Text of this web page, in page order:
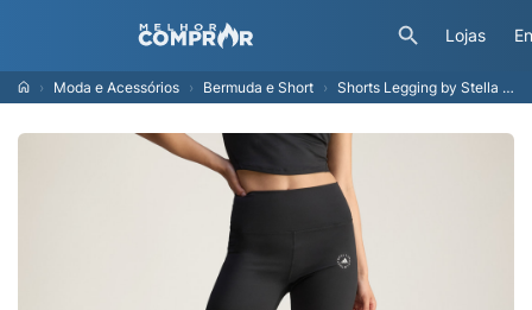
Lojas
Moda e Acessórios Bermuda e Short Shorts Legging by Stella Mccartney Yoga Mulher adidas